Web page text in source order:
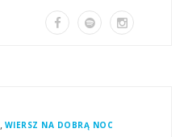
, WIERSZ NA DOBRĄ NOC